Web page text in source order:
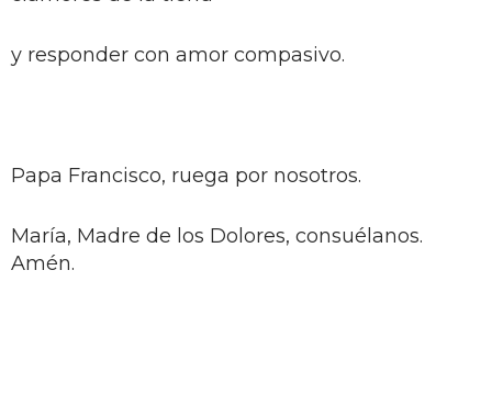
y responder con amor compasivo.
Papa Francisco, ruega por nosotros.
María, Madre de los Dolores, consuélanos.
Amén.